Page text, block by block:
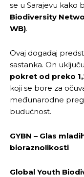
se u Sarajevu kako
Biodiversity
WB).
Ovaj događaj
sastanka. On
pokret od preko
koji se bore za
međunarodne
budućnost.
GYBN – Glas
bioraznolikosti
Global Youth